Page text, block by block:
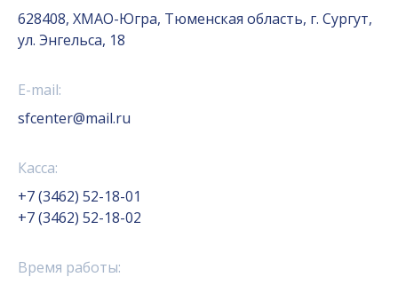
628408, ХМАО-Югра, Тюменская область, г. Сургут,
ул. Энгельса, 18
E-mail:
sfcenter@mail.ru
Касса:
+7 (3462) 52-18-01
+7 (3462) 52-18-02
Время работы: